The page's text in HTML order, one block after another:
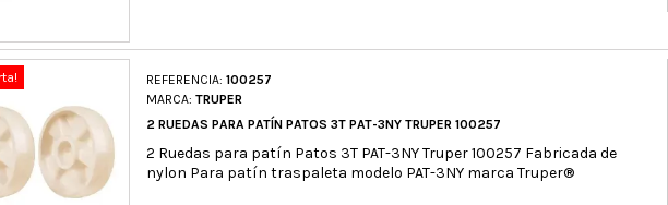
REFERENCIA: 100257
MARCA: TRUPER
2 RUEDAS PARA PATÍN PATOS 3T PAT-3NY TRUPER 100257
2 Ruedas para patín Patos 3T PAT-3NY Truper 100257 Fabricada de
nylon Para patín traspaleta modelo PAT-3NY marca Truper®